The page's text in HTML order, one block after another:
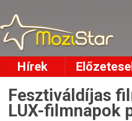
Hírek
Fesztiváldíjas
LUX-filmnapok